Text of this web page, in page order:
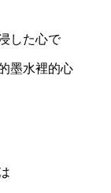
した心で
墨水裡的心